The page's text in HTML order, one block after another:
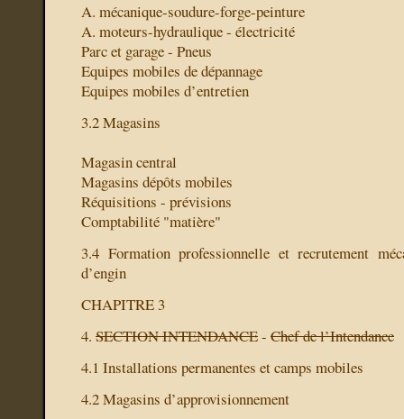
A. mécanique-soudure-forge-peinture
A. moteurs-hydraulique - électricité
Parc et garage - Pneus
Equipes mobiles de dépannage
Equipes mobiles d’entretien
3.2 Magasins
Magasin central
Magasins dépôts mobiles
Réquisitions - prévisions
Comptabilité "matière"
3.4 Formation professionnelle et recrutement
d’engin
CHAPITRE 3
4. SECTION INTENDANCE- Chef de l’Intendance
4.1 Installations permanentes et camps mobiles
4.2 Magasins d’approvisionnement